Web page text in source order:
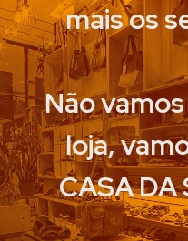
mais os
Não
loja,
CASA DA